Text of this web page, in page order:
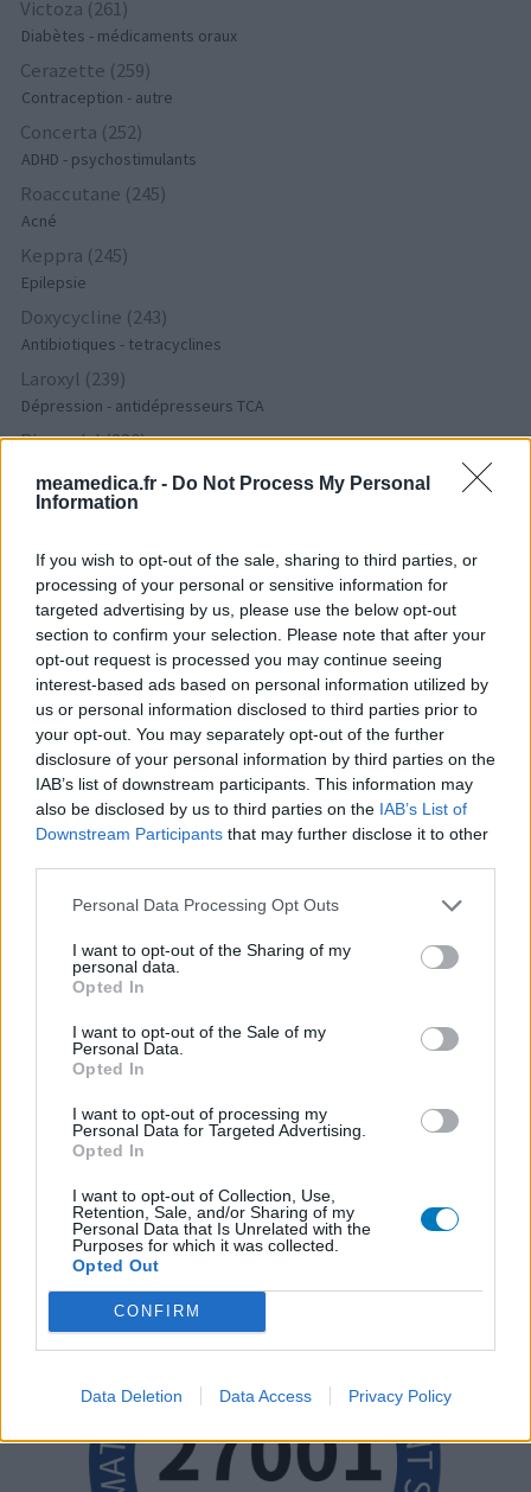
meamedica.fr - Do Not Process My Personal
Information
If you wish to opt-out of the sale, sharing to third parties, or
processing of your personal or sensitive information for
targeted advertising by us, please use the below opt-out
section to confirm your selection. Please note that after your
opt-out request is processed you may continue seeing
interest-based ads based on personal information utilized by
us or personal information disclosed to third parties prior to
your opt-out. You may separately opt-out of the further
disclosure of your personal information by third parties on the
IAB’s list of downstream participants. This information may
also be disclosed by us to third parties on the IAB’s List of
Downstream Participants that may further disclose it to other
Personal Data Processing Opt Outs
I want to opt-out of the Sharing of my
personal data.
Opted In
I want to opt-out of the Sale of my
Personal Data.
Opted In
I want to opt-out of processing my
Personal Data for Targeted Advertising.
Opted In
I want to opt-out of Collection, Use,
Retention, Sale, and/or Sharing of my
Personal Data that Is Unrelated with the
Purposes for which it was collected.
Opted Out
CONFIRM
Data Deletion Data Access Privacy Policy
Victoza (261)
Diabètes - médicaments oraux
Cerazette (259)
Contraception - autre
Concerta (252)
ADHD - psychostimulants
Roaccutane (245)
Acné
Keppra (245)
Epilepsie
Doxycycline (243)
Antibiotiques - tetracyclines
Laroxyl (239)
Dépression - antidépresseurs TCA
Risperdal (230)
eux-mêmes ; ces avis sont d’abord lus, et éventuellement
adaptés afin de répondre à nos standards en ce qui concerne
l’évaluation d’un médicament, avant d’être approuvés. Pour
partager des évaluations, il n’est pas nécessaire de posséder
des connaissances médicales. De cette façon, les évaluations
reflètent seulement une image fidèle des expériences propres
aux utilisateurs et pas celle du propriétaire de ce site web.
N’oubliez-pas que les expériences peuvent varier selon les
individus et que pour tout avis médical, il faut toujours prendre
contact avec votre médecin ou votre pharmacien.